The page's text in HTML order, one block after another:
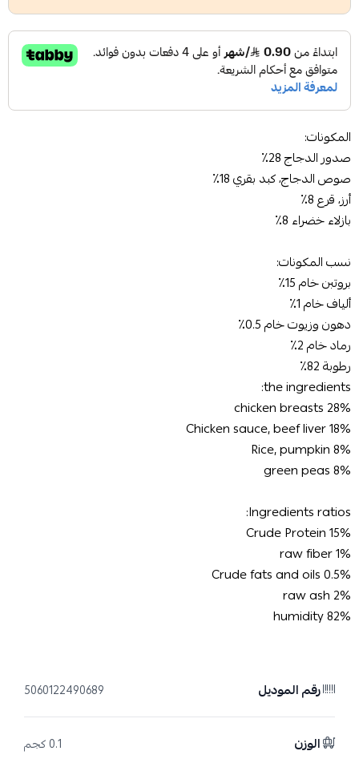
المكونات:
صدور الدجاج 28٪
صوص الدجاج، كبد بقري 18٪
أرز، قرع 8٪
بازلاء خضراء 8٪
نسب المكونات:
بروتبن خام 15٪
ألياف خام 1٪
دهون وزيوت خام 0.5٪
رماد خام 2٪
رطوبة 82٪
the ingredients:
chicken breasts 28%
Chicken sauce, beef liver 18%
Rice, pumpkin 8%
green peas 8%
Ingredients ratios:
Crude Protein 15%
1% raw fiber
Crude fats and oils 0.5%
raw ash 2%
humidity 82%
رقم الموديل 5060122490689
الوزن 0.1 كجم